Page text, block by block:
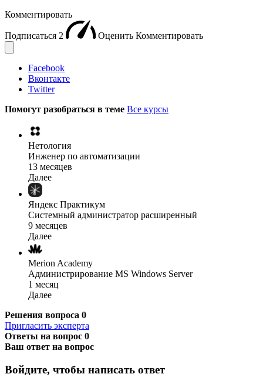
Комментировать
Подписаться 2 Оценить Комментировать
Facebook
Вконтакте
Twitter
Помогут разобраться в теме Все курсы
Нетология
Инженер по автоматизации
13 месяцев
Далее
Яндекс Практикум
Системный администратор расширенный
9 месяцев
Далее
Merion Academy
Администрирование MS Windows Server
1 месяц
Далее
Решения вопроса 0
Пригласить эксперта
Ответы на вопрос 0
Ваш ответ на вопрос
Войдите, чтобы написать ответ